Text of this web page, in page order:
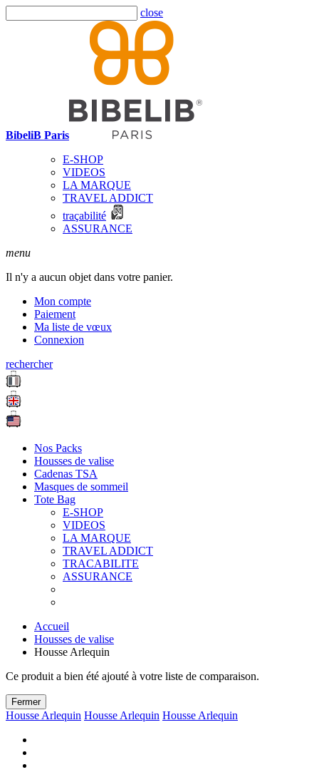
close
BibeliB Paris
E-SHOP
VIDEOS
LA MARQUE
TRAVEL ADDICT
traçabilité
ASSURANCE
menu
Il n'y a aucun objet dans votre panier.
Mon compte
Paiement
Ma liste de vœux
Connexion
rechercher
Nos Packs
Housses de valise
Cadenas TSA
Masques de sommeil
Tote Bag
E-SHOP
VIDEOS
LA MARQUE
TRAVEL ADDICT
TRACABILITE
ASSURANCE
Accueil
Housses de valise
Housse Arlequin
Ce produit a bien été ajouté à votre liste de comparaison.
Fermer
Housse Arlequin Housse Arlequin Housse Arlequin